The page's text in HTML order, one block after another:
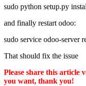
sudo python setup.py
and finally restart odoo:
sudo service odoo-server
That should fix the issue
Please share this article
you want, thank you!